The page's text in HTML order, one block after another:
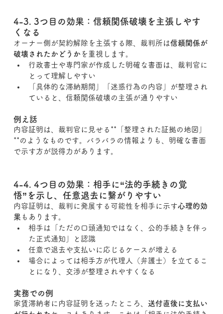
4-3. 3つ目の効果：信頼関係破壊を主張しやす
くなる
オーナー側が契約解除を主張する際、裁判所は信頼関係が
破壊されたかどうか を重視します。
行政書士や専門家が作成した明確な書面は、裁判官に
とって理解しやすい
「具体的な滞納期間」「迷惑行為の内容」が整理され
ていると、信頼関係破壊の主張が通りやすい
例え話
内容証明は、裁判官に見せる**「整理された証拠の地図」
**のようなものです。バラバラの情報よりも、明確な書面
で示す方が説得力があります。
4-4. 4つ目の効果：相手に“法的手続きの覚
悟”を示し、任意退去に繋がりやすい
内容証明は、裁判に発展する可能性を相手に示す心理的効
果 もあります。
相手は「ただの口頭通知ではなく、公的手続きを伴っ
た正式通知」と認識
任意で退去や支払いに応じるケースが増える
場合によっては相手方が代理人（弁護士）を立てるこ
とになり、交渉が整理されやすくなる
実務での例
家賃滞納者に内容証明を送ったところ、 送付直後に支払い